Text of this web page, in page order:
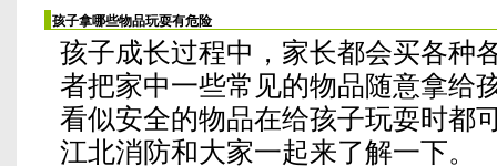
孩子拿哪些物品玩耍有危险
孩子成长过程中，家长都会买各种
者把家中一些常见的物品随意拿给
看似安全的物品在给孩子玩耍时都
江北消防和大家一起来了解一下。